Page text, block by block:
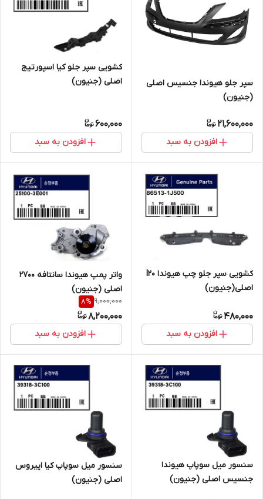
سپر جلو هیوندا جنسیس اصلی
(جنیون)
21,600,000
افزودن به سبد
کشویی سپر جلو کیا اسپورتیج
اصلی (جنیون)
600,000
افزودن به سبد
کشویی سپر جلو چپ هیوندا I20
اصلی(جنیون)
480,000
افزودن به سبد
واتر پمپ هیوندا سانتافه 2700
اصلی (جنیون)
9,000,000
8%
8,200,000
افزودن به سبد
سنسور میل سوپاپ هیوندا
جنسیس اصلی (جنیون)
سنسور میل سوپاپ کیا اپیروس
اصلی (جنیون)